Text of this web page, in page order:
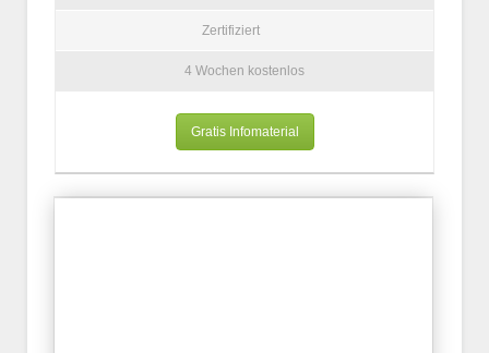
Zertifiziert
4 Wochen kostenlos
Gratis Infomaterial